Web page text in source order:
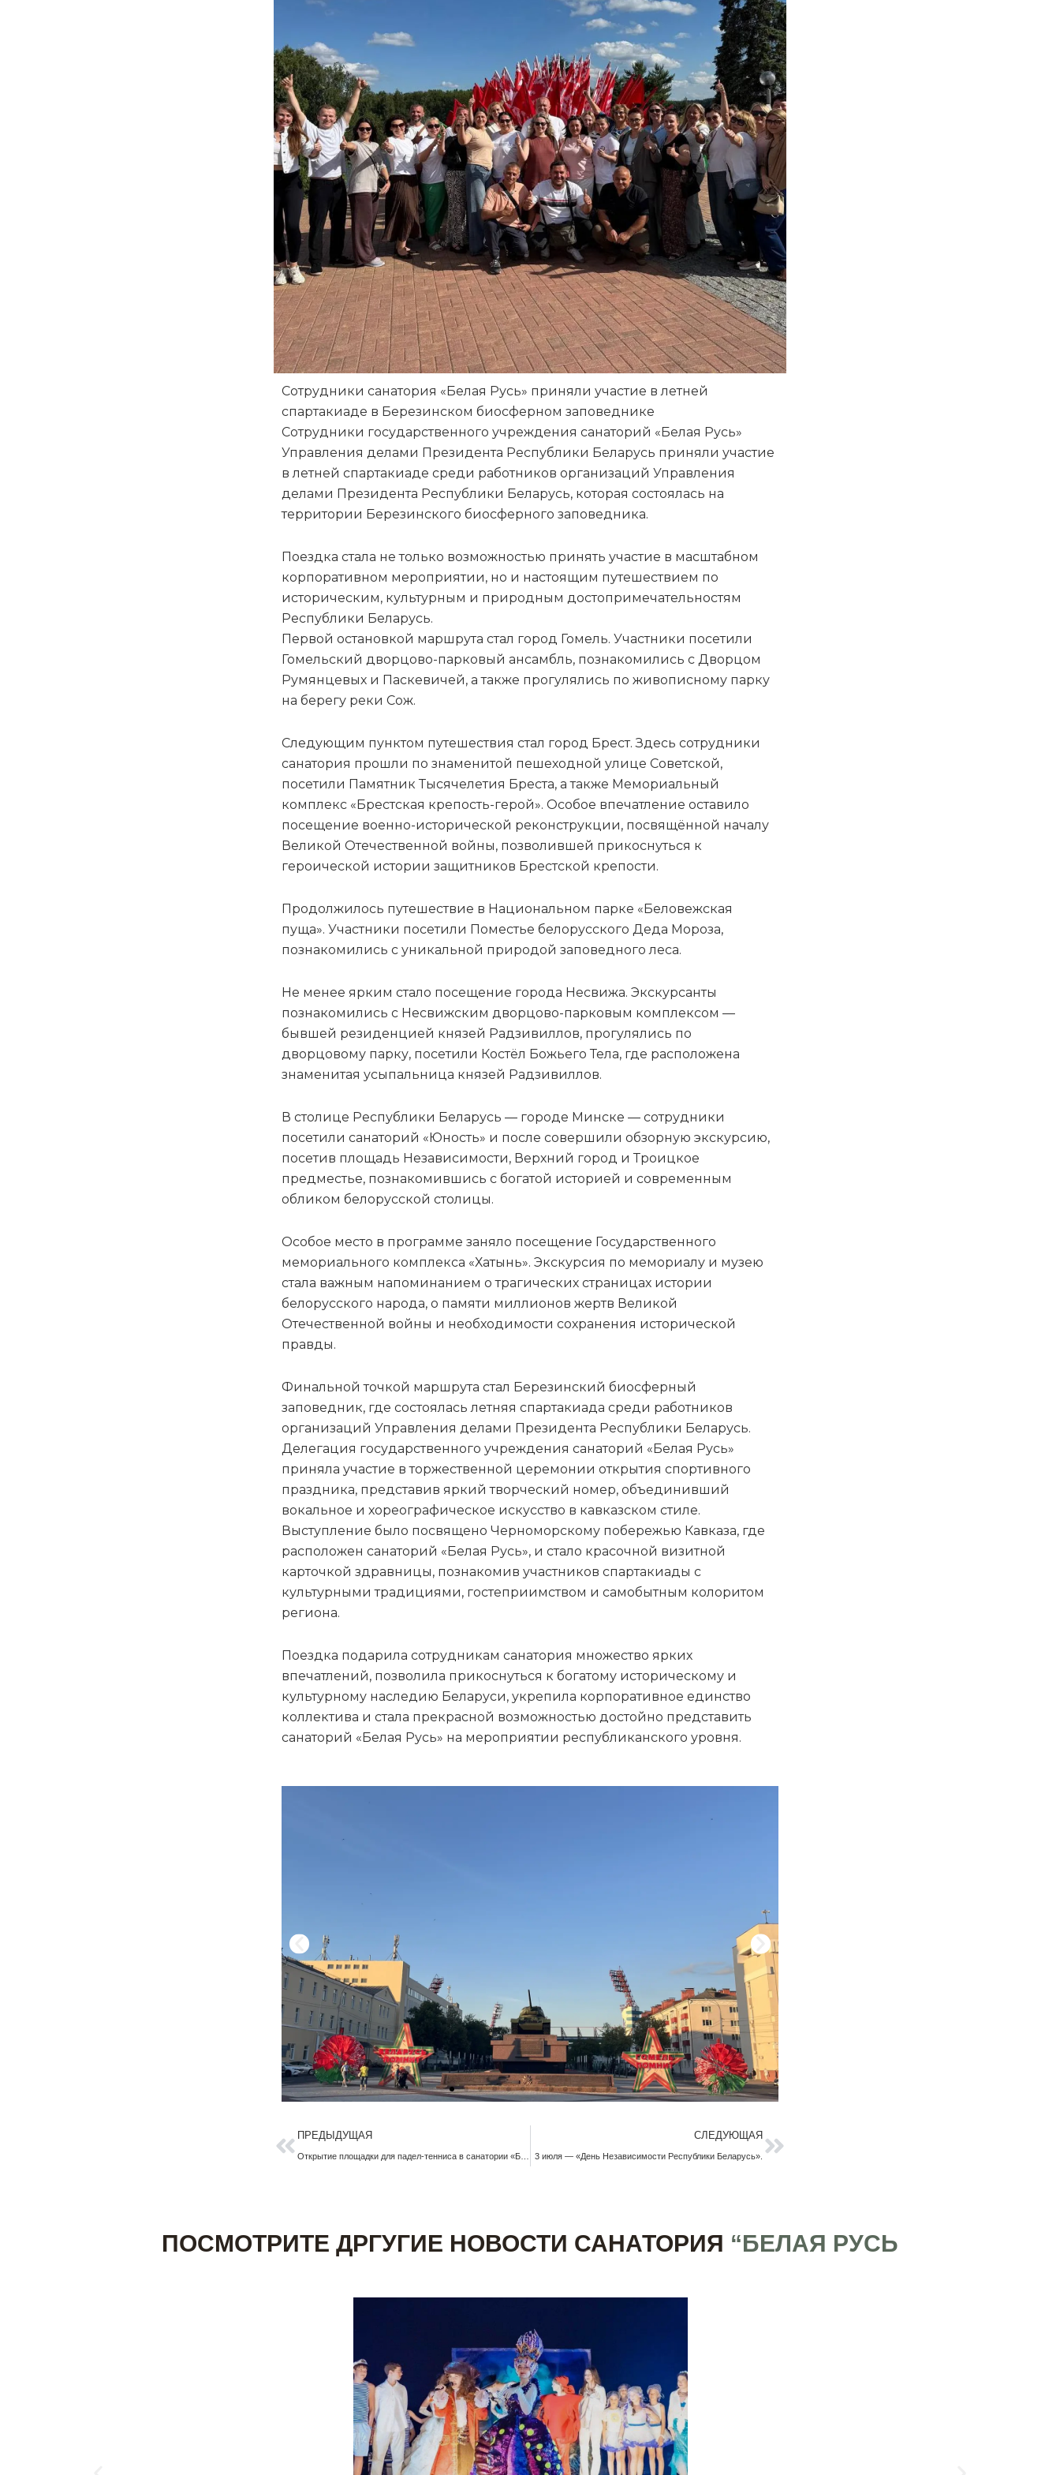
Сотрудники санатория «Белая Русь» приняли участие в летней
спартакиаде в Березинском биосферном заповеднике
Сотрудники государственного учреждения санаторий «Белая Русь»
Управления делами Президента Республики Беларусь приняли участие
в летней спартакиаде среди работников организаций Управления
делами Президента Республики Беларусь, которая состоялась на
территории Березинского биосферного заповедника.
Поездка стала не только возможностью принять участие в масштабном
корпоративном мероприятии, но и настоящим путешествием по
историческим, культурным и природным достопримечательностям
Республики Беларусь.
Первой остановкой маршрута стал город Гомель. Участники посетили
Гомельский дворцово-парковый ансамбль, познакомились с Дворцом
Румянцевых и Паскевичей, а также прогулялись по живописному парку
на берегу реки Сож.
Следующим пунктом путешествия стал город Брест. Здесь сотрудники
санатория прошли по знаменитой пешеходной улице Советской,
посетили Памятник Тысячелетия Бреста, а также Мемориальный
комплекс «Брестская крепость-герой». Особое впечатление оставило
посещение военно-исторической реконструкции, посвящённой началу
Великой Отечественной войны, позволившей прикоснуться к
героической истории защитников Брестской крепости.
Продолжилось путешествие в Национальном парке «Беловежская
пуща». Участники посетили Поместье белорусского Деда Мороза,
познакомились с уникальной природой заповедного леса.
Не менее ярким стало посещение города Несвижа. Экскурсанты
познакомились с Несвижским дворцово-парковым комплексом —
бывшей резиденцией князей Радзивиллов, прогулялись по
дворцовому парку, посетили Костёл Божьего Тела, где расположена
знаменитая усыпальница князей Радзивиллов.
В столице Республики Беларусь — городе Минске — сотрудники
посетили санаторий «Юность» и после совершили обзорную экскурсию,
посетив площадь Независимости, Верхний город и Троицкое
предместье, познакомившись с богатой историей и современным
обликом белорусской столицы.
Особое место в программе заняло посещение Государственного
мемориального комплекса «Хатынь». Экскурсия по мемориалу и музею
стала важным напоминанием о трагических страницах истории
белорусского народа, о памяти миллионов жертв Великой
Отечественной войны и необходимости сохранения исторической
правды.
Финальной точкой маршрута стал Березинский биосферный
заповедник, где состоялась летняя спартакиада среди работников
организаций Управления делами Президента Республики Беларусь.
Делегация государственного учреждения санаторий «Белая Русь»
приняла участие в торжественной церемонии открытия спортивного
праздника, представив яркий творческий номер, объединивший
вокальное и хореографическое искусство в кавказском стиле.
Выступление было посвящено Черноморскому побережью Кавказа, где
расположен санаторий «Белая Русь», и стало красочной визитной
карточкой здравницы, познакомив участников спартакиады с
культурными традициями, гостеприимством и самобытным колоритом
региона.
Поездка подарила сотрудникам санатория множество ярких
впечатлений, позволила прикоснуться к богатому историческому и
культурному наследию Беларуси, укрепила корпоративное единство
коллектива и стала прекрасной возможностью достойно представить
санаторий «Белая Русь» на мероприятии республиканского уровня.
Пред
ПРЕДЫДУЩАЯ СЛЕДУЮЩАЯ
3 июля — «День Независимости Республики Беларусь».
Следующая
ПОСМОТРИТЕ ДРГУГИЕ НОВОСТИ САНАТОРИЯ “БЕЛАЯ РУСЬ